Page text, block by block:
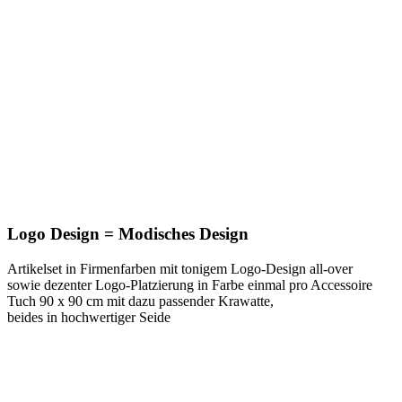
Logo Design = Modisches Design
Artikelset in Firmenfarben mit tonigem Logo-Design all-over
sowie dezenter Logo-Platzierung in Farbe einmal pro Accessoire
Tuch 90 x 90 cm mit dazu passender Krawatte,
beides in hochwertiger Seide